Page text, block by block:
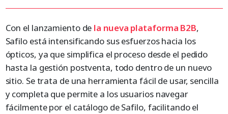
Con el lanzamiento de la nueva plataforma B2B,
Safilo está intensificando sus esfuerzos hacia los
ópticos, ya que simplifica el proceso desde el pedido
hasta la gestión postventa, todo dentro de un nuevo
sitio. Se trata de una herramienta fácil de usar, sencilla
y completa que permite a los usuarios navegar
fácilmente por el catálogo de Safilo, facilitando el